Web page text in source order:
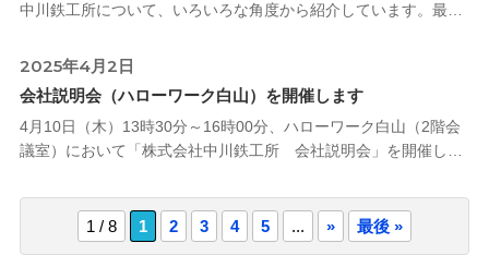
中川鉄工所について、いろいろな角度から紹介しています。最新
も掲載していきますの
2025年4月2日
会社説明会（ハローワーク白山）を開催します
4月10日（木）13時30分～16時00分、ハローワーク白山（2階会
議室）において「株式会社中川鉄工所 会社説明会」を開催しま
明します。個別
1 / 8 1 2 3 4 5 ... » 最後 »